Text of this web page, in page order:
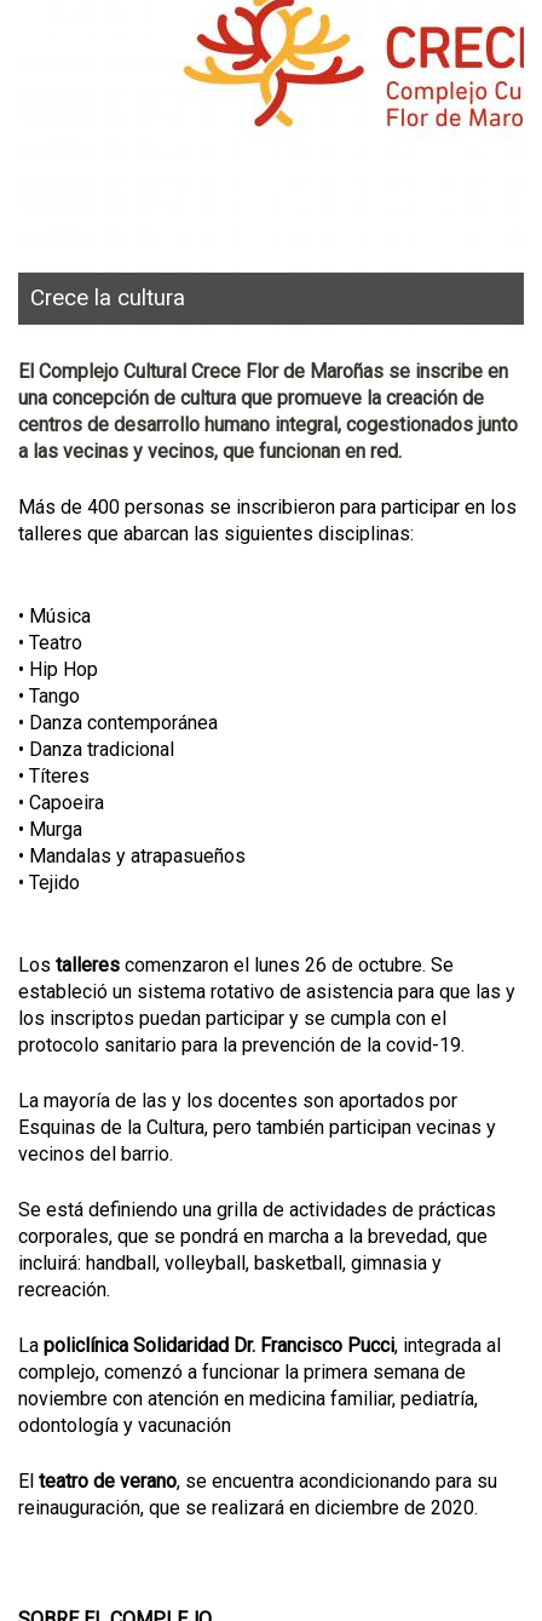
Crece la cultura
El Complejo Cultural Crece Flor de Maroñas se inscribe en
una concepción de cultura que promueve la creación de
centros de desarrollo humano integral, cogestionados junto
a las vecinas y vecinos, que funcionan en red.
Más de 400 personas se inscribieron para participar en los
talleres que abarcan las siguientes disciplinas:
• Música
• Teatro
• Hip Hop
• Tango
• Danza contemporánea
• Danza tradicional
• Títeres
• Capoeira
• Murga
• Mandalas y atrapasueños
• Tejido
Los talleres comenzaron el lunes 26 de octubre. Se
estableció un sistema rotativo de asistencia para que las y
los inscriptos puedan participar y se cumpla con el
protocolo sanitario para la prevención de la covid-19.
La mayoría de las y los docentes son aportados por
Esquinas de la Cultura, pero también participan vecinas y
vecinos del barrio.
Se está definiendo una grilla de actividades de prácticas
corporales, que se pondrá en marcha a la brevedad, que
incluirá: handball, volleyball, basketball, gimnasia y
recreación.
La policlínica Solidaridad Dr. Francisco Pucci, integrada al
complejo, comenzó a funcionar la primera semana de
noviembre con atención en medicina familiar, pediatría,
odontología y vacunación
El teatro de verano, se encuentra acondicionando para su
reinauguración, que se realizará en diciembre de 2020.